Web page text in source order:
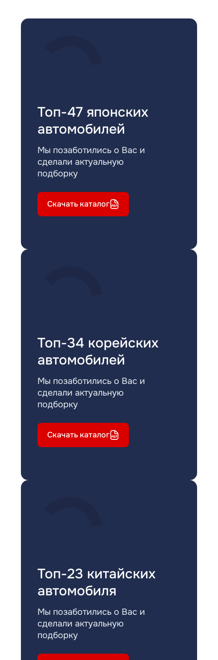
Топ-47 японских
автомобилей
Мы позаботились о Вас и
сделали актуальную
подборку
Скачать каталог
Топ-34 корейских
автомобилей
Мы позаботились о Вас и
сделали актуальную
подборку
Скачать каталог
Топ-23 китайских
автомобиля
Мы позаботились о Вас и
сделали актуальную
подборку